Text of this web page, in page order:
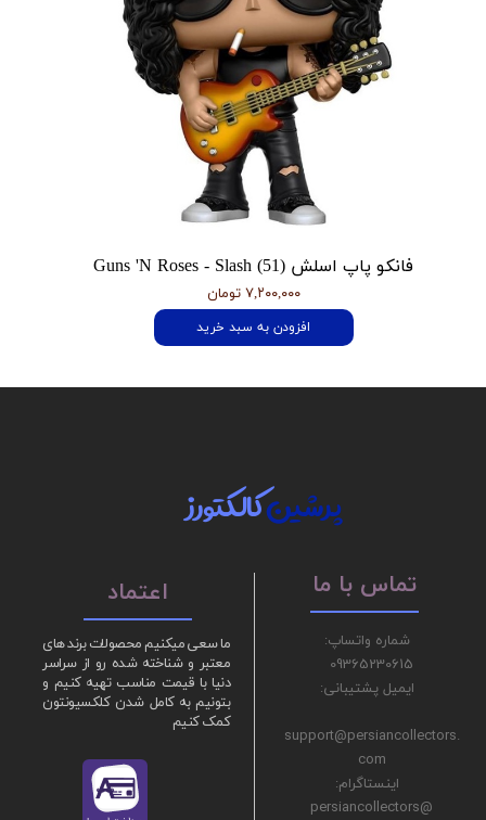
فانکو پاپ اسلش Guns 'N Roses - Slash (51)
۷,۲۰۰,۰۰۰ تومان
افزودن به سبد خرید
ما سعی میکنیم محصولات برند های
معتبر و شناخته شده رو از سراسر
دنیا با قیمت مناسب تهیه کنیم و
بتونیم به کامل شدن کلکسیونتون
کمک کنیم
پرشینکالکتورز
شماره واتساپ:
09365230615
ایمیل پشتیبانی:
support@persiancollectors.
com
اینستاگرام:
@persiancollectors
تماس با ما اعتماد